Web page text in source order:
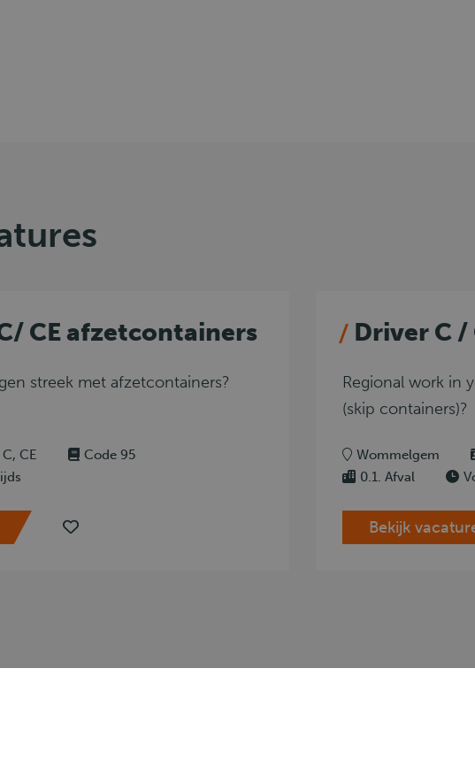
CE afzetcontainers
streek met afzetcontainers?
C, CE
Code 95
Driver C
Regional work in
(skip containers)?
Wommelgem
0.1. Afval
Bekijk